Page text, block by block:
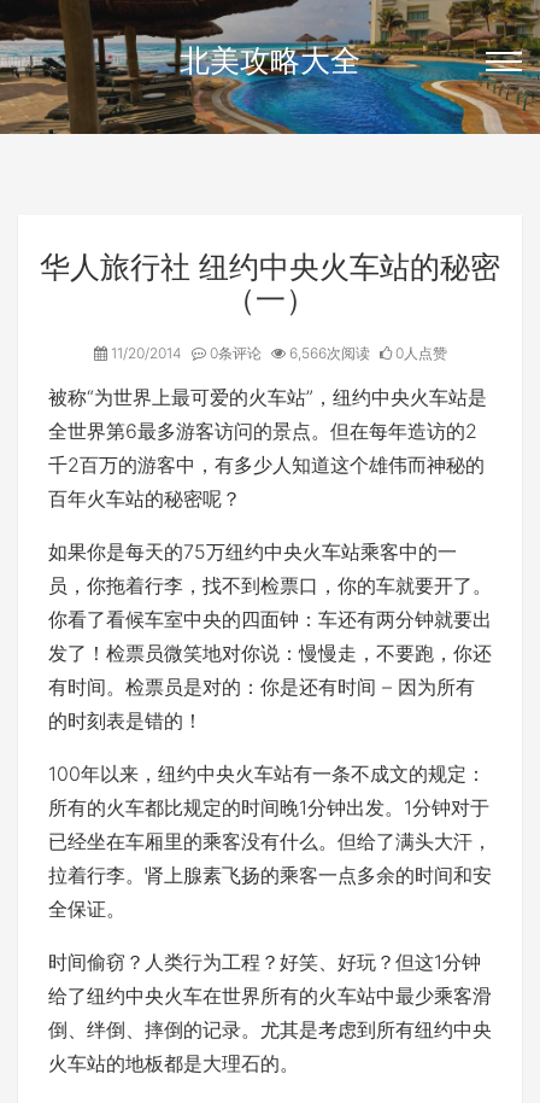
北美攻略大全
华人旅行社 纽约中央火车站的秘密
（一）
11/20/2014 0条评论 6,566次阅读 0人点赞
被称“为世界上最可爱的火车站”，纽约中央火车站是
全世界第6最多游客访问的景点。但在每年造访的2
千2百万的游客中，有多少人知道这个雄伟而神秘的
百年火车站的秘密呢？
如果你是每天的75万纽约中央火车站乘客中的一
员，你拖着行李，找不到检票口，你的车就要开了。
你看了看候车室中央的四面钟：车还有两分钟就要出
发了！检票员微笑地对你说：慢慢走，不要跑，你还
有时间。检票员是对的：你是还有时间 – 因为所有
的时刻表是错的！
100年以来，纽约中央火车站有一条不成文的规定：
所有的火车都比规定的时间晚1分钟出发。1分钟对于
已经坐在车厢里的乘客没有什么。但给了满头大汗，
拉着行李。肾上腺素飞扬的乘客一点多余的时间和安
全保证。
时间偷窃？人类行为工程？好笑、好玩？但这1分钟
给了纽约中央火车在世界所有的火车站中最少乘客滑
倒、绊倒、摔倒的记录。尤其是考虑到所有纽约中央
火车站的地板都是大理石的。